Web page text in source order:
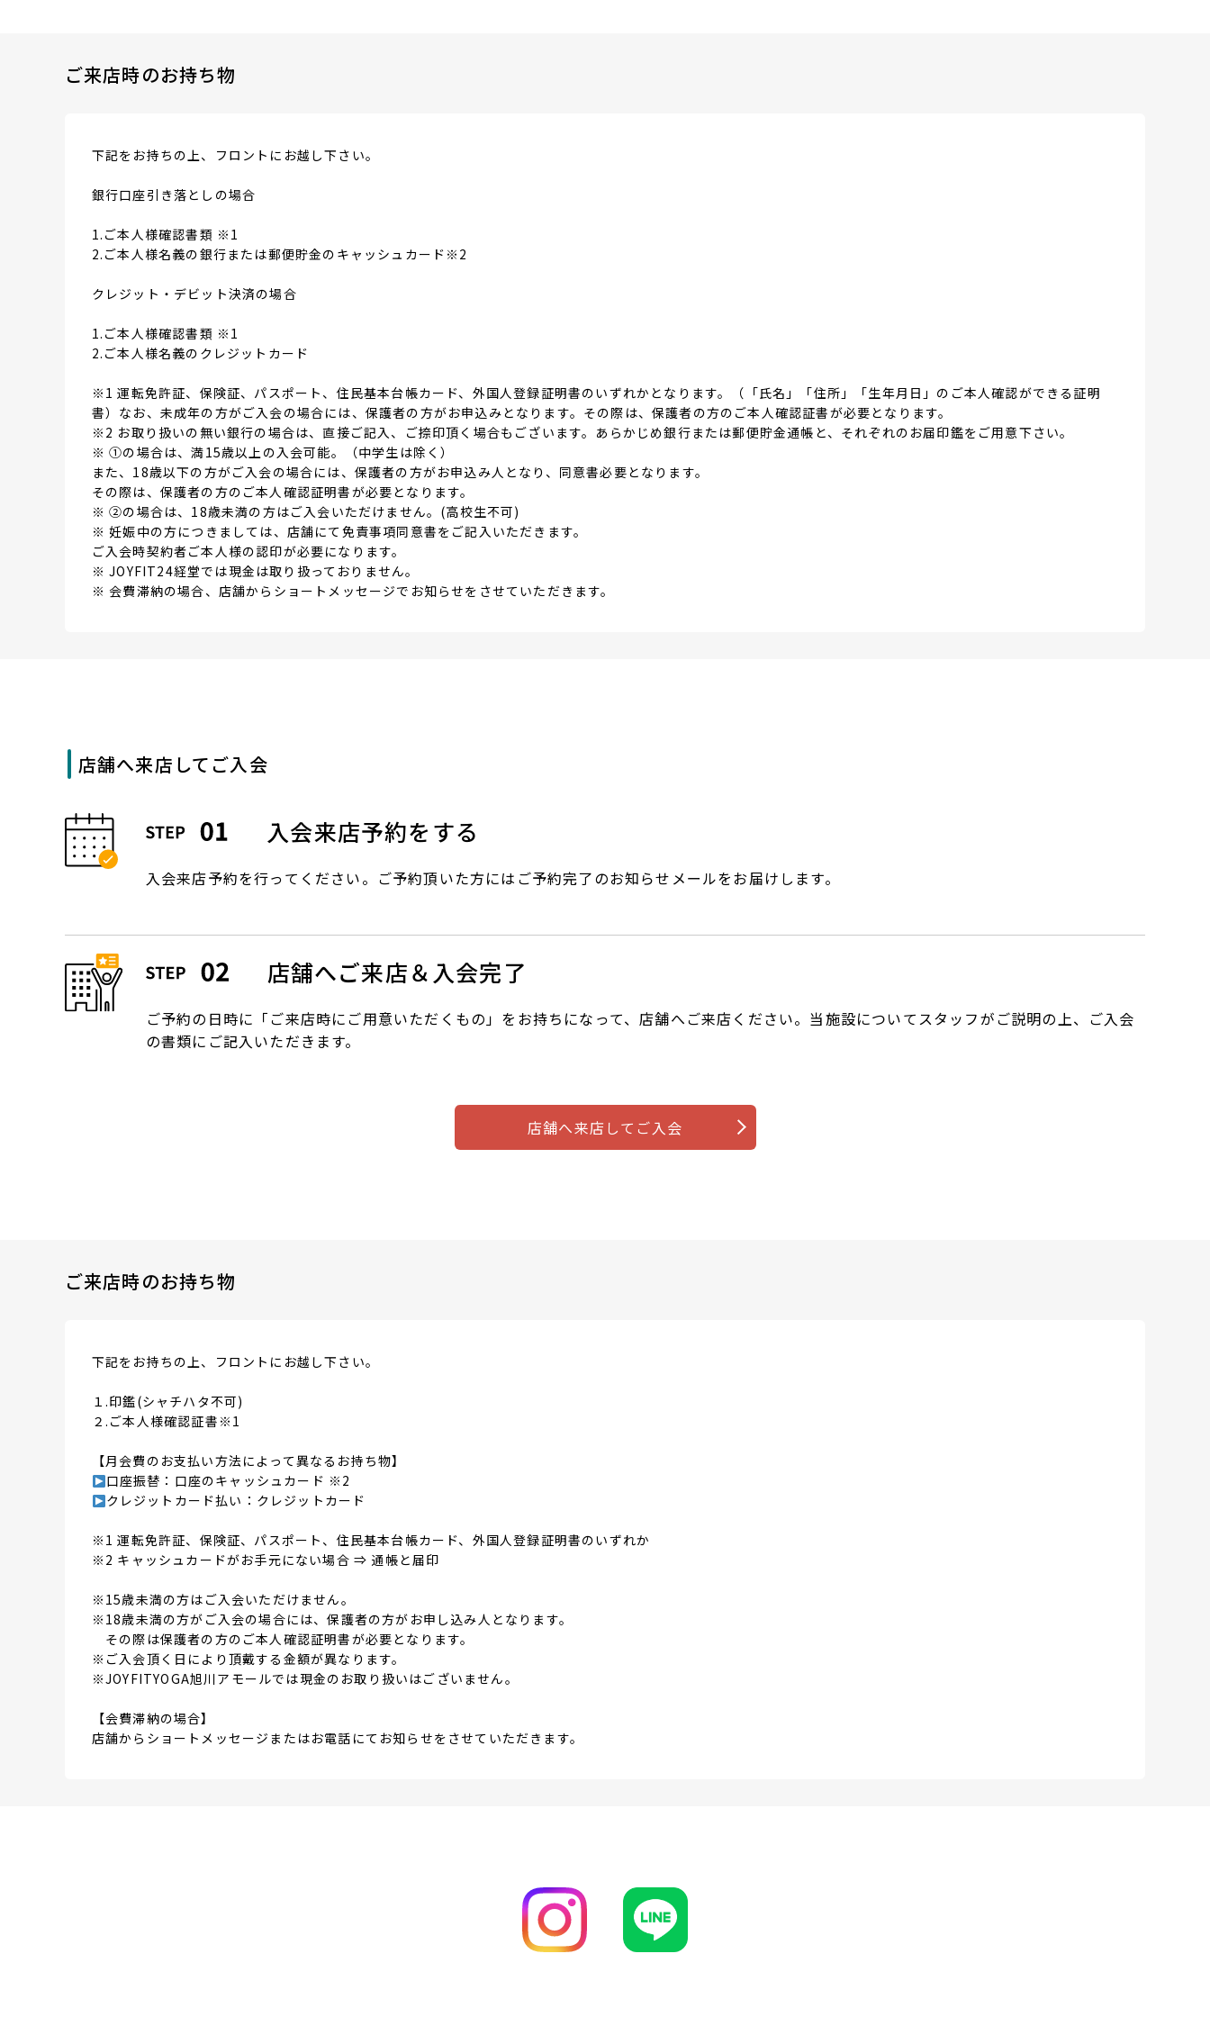
ご来店時のお持ち物
下記をお持ちの上、フロントにお越し下さい。
銀行口座引き落としの場合
1.ご本人様確認書類 ※1
2.ご本人様名義の銀行または郵便貯金のキャッシュカード※2
クレジット・デビット決済の場合
1.ご本人様確認書類 ※1
2.ご本人様名義のクレジットカード
※1 運転免許証、保険証、パスポート、住民基本台帳カード、外国人登録証明書のいずれかとなります。（「氏名」「住所」「生年月日」のご本人確認ができる証明
書）なお、未成年の方がご入会の場合には、保護者の方がお申込みとなります。その際は、保護者の方のご本人確認証書が必要となります。
※2 お取り扱いの無い銀行の場合は、直接ご記入、ご捺印頂く場合もございます。あらかじめ銀行または郵便貯金通帳と、それぞれのお届印鑑をご用意下さい。
※ ①の場合は、満15歳以上の入会可能。（中学生は除く）
また、18歳以下の方がご入会の場合には、保護者の方がお申込み人となり、同意書必要となります。
その際は、保護者の方のご本人確認証明書が必要となります。
※ ②の場合は、18歳未満の方はご入会いただけません。(高校生不可)
※ 妊娠中の方につきましては、店舗にて免責事項同意書をご記入いただきます。
ご入会時契約者ご本人様の認印が必要になります。
※ JOYFIT24経堂では現金は取り扱っておりません。
※ 会費滞納の場合、店舗からショートメッセージでお知らせをさせていただきます。
店舗へ来店してご入会
入会来店予約をする
入会来店予約を行ってください。ご予約頂いた方にはご予約完了のお知らせメールをお届けします。
店舗へご来店＆入会完了
ご予約の日時に「ご来店時にご用意いただくもの」をお持ちになって、店舗へご来店ください。当施設についてスタッフがご説明の上、ご入会
の書類にご記入いただきます。
店舗へ来店してご入会
ご来店時のお持ち物
下記をお持ちの上、フロントにお越し下さい。
１.印鑑(シャチハタ不可)
２.ご本人様確認証書※1
【月会費のお支払い方法によって異なるお持ち物】
口座振替：口座のキャッシュカード ※2
クレジットカード払い：クレジットカード
※1 運転免許証、保険証、パスポート、住民基本台帳カード、外国人登録証明書のいずれか
※2 キャッシュカードがお手元にない場合 ⇒ 通帳と届印
※15歳未満の方はご入会いただけません。
※18歳未満の方がご入会の場合には、保護者の方がお申し込み人となります。
その際は保護者の方のご本人確認証明書が必要となります。
※ご入会頂く日により頂戴する金額が異なります。
※JOYFITYOGA旭川アモールでは現金のお取り扱いはございません。
【会費滞納の場合】
店舗からショートメッセージまたはお電話にてお知らせをさせていただきます。